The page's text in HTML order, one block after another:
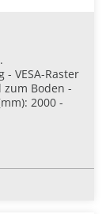
VESA-Raster
zum Boden -
2000 -